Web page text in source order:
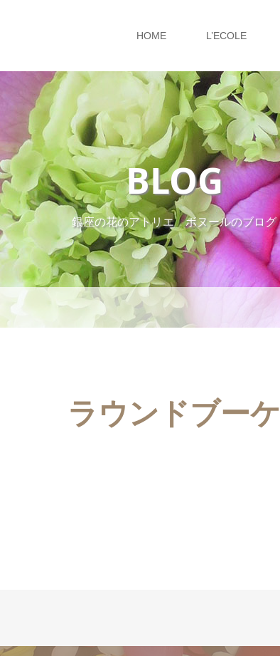
HOME L’ECOLE
BLOG
銀座の花のアトリエ ボヌールのブログ
ラウンドブーケ